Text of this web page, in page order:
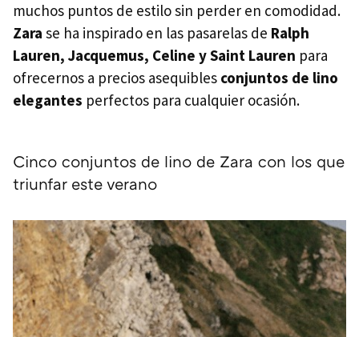
muchos puntos de estilo sin perder en comodidad.
Zara se ha inspirado en las pasarelas de Ralph
Lauren, Jacquemus, Celine y Saint Lauren para
ofrecernos a precios asequibles conjuntos de lino
elegantes perfectos para cualquier ocasión.
Cinco conjuntos de lino de Zara con los que
triunfar este verano